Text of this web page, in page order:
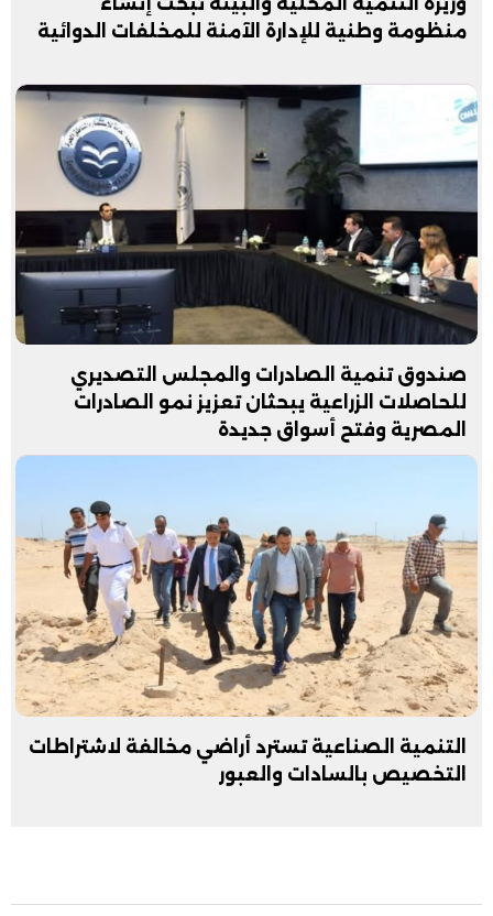
منظومة وطنية للإدارة الآمنة للمخلفات الدوائية
صندوق تنمية الصادرات والمجلس التصديري
للحاصلات الزراعية يبحثان تعزيز نمو الصادرات
المصرية وفتح أسواق جديدة
التنمية الصناعية تسترد أراضي مخالفة لاشتراطات
التخصيص بالسادات والعبور